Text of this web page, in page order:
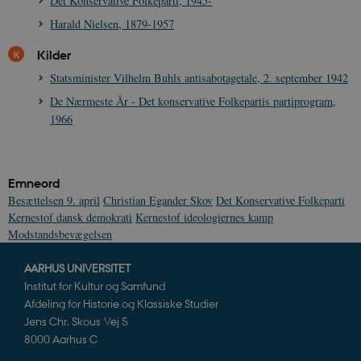
Harald Nielsen, 1879-1957
Kilder
Statsminister Vilhelm Buhls antisabotagetale, 2. september 1942
De Nærmeste År - Det konservative Folkepartis partiprogram,
1966
Emneord
Besættelsen 9. april Christian Egander Skov Det Konservative Folkeparti
Kernestof dansk demokrati Kernestof ideologiernes kamp
Modstandsbevægelsen
AARHUS UNIVERSITET
Institut for Kultur og Samfund
Afdeling for Historie og Klassiske Studier
Jens Chr. Skous Vej 5
8000 Aarhus C
sp_landing
Spotify Inc.
.spotify.com
1 dag
CookieScriptConsent
danmarkshistorien.dk